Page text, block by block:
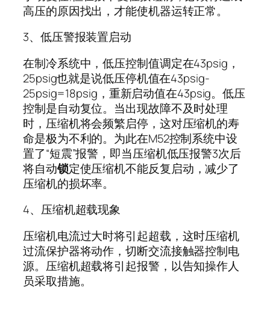
高压的原因找出，才能使机器运转正常。
3、低压警报装置启动
在制冷系统中，低压控制值调定在43psig，
25psig也就是说低压停机值在43psig-
25psig=18psig，重新启动值在43psig。低压
控制是自动复位。当出现故障不及时处理
时，压缩机将会频繁启停，这对压缩机的寿
命是极为不利的。为此在M52控制系统中设
置了“短震”报警，即当压缩机低压报警3次后
将自动锁定使压缩机不能反复启动，减少了
压缩机的损坏率。
4、压缩机超载现象
压缩机电流过大时将引起超载，这时压缩机
过流保护器将动作，切断交流接触器控制电
源。压缩机超载将引起报警，以告知操作人
员采取措施。